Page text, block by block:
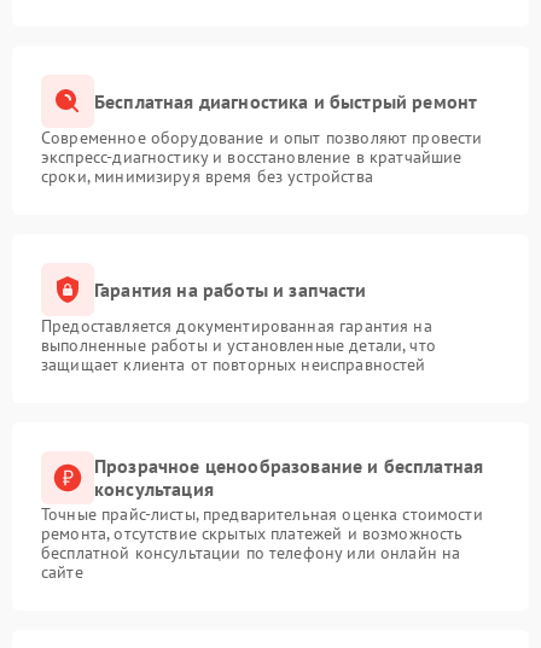
Бесплатная диагностика и быстрый ремонт
Современное оборудование и опыт позволяют провести
экспресс-диагностику и восстановление в кратчайшие
сроки, минимизируя время без устройства
Гарантия на работы и запчасти
Предоставляется документированная гарантия на
выполненные работы и установленные детали, что
защищает клиента от повторных неисправностей
Прозрачное ценообразование и бесплатная
консультация
Точные прайс-листы, предварительная оценка стоимости
ремонта, отсутствие скрытых платежей и возможность
бесплатной консультации по телефону или онлайн на
сайте